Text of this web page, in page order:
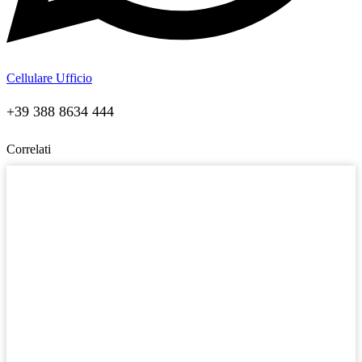
Cellulare Ufficio
+39 388 8634 444
Correlati